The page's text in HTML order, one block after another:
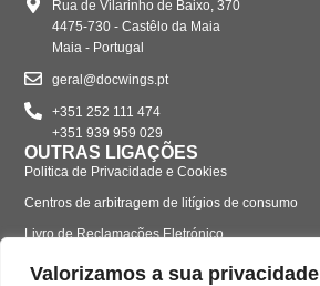
Valorizamos a sua privacidade
Rua de Vilarinho de Baixo, 370
4475-730 - Castêlo da Maia
Maia - Portugal
geral@docwings.pt
+351 252 111 474
+351 939 959 029
OUTRAS LIGAÇÕES
Politica de Privacidade e Cookies
Centros de arbitragem de litígios de consumo
Livro de Reclamações Eletrónico